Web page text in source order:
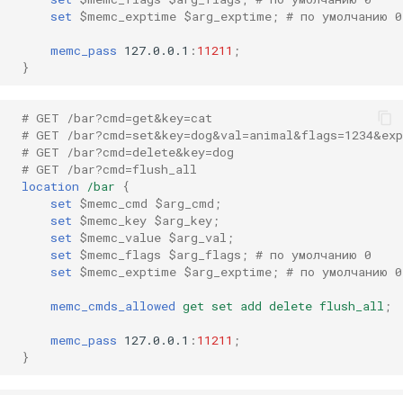
Директивы
memc_pass
memc_flags_to_last_modified
memc_connect_timeout
memc_send_timeout
memc_read_timeout
memc_buffer_size
memc_ignore_client_abort
set $memc_exptime $arg_exptime ; # по умолчанию 0
memc_pass 127.0.0.1 : 11211 ;
}
# GET /bar?cmd=get&key=cat
# GET /
# GET /bar?cmd=delete&key=dog
# GET /bar?cmd=flush_all
location
/bar
{
set $memc_cmd $arg_cmd ;
set $memc_key $arg_key ;
set $memc_value $arg_val ;
set $memc_flags $arg_flags ; # по умолчанию 0
set $memc_exptime $arg_exptime ; # по умолчанию 0
memc_cmds_allowed get set add delete flush_all ;
memc_pass 127.0.0.1 : 11211 ;
}